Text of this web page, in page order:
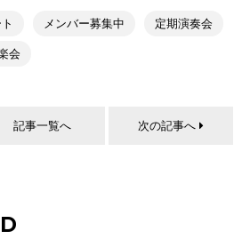
メンバー募集中 定期演奏会
会
記事一覧へ 次の記事へ